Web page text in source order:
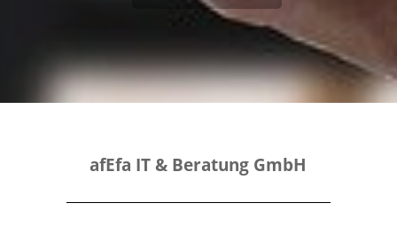
afEfa IT & Beratung GmbH